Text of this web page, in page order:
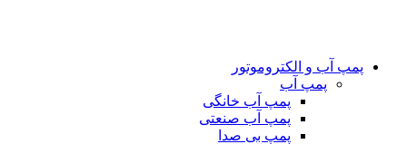
پمپ آب و الکتروموتور
پمپ آب
پمپ آب خانگی
پمپ آب صنعتی
پمپ بی صدا